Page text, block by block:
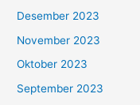
Desember 2023
November 2023
Oktober 2023
September 2023